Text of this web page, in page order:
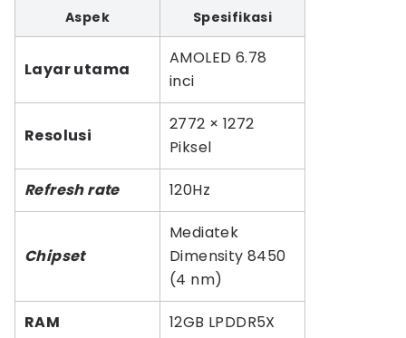
Aspek Spesifikasi
Layar utama
AMOLED 6.78
inci
Resolusi
2772 × 1272
Piksel
Refresh rate 120Hz
Chipset
Mediatek
Dimensity 8450
(4 nm)
RAM 12GB LPDDR5X